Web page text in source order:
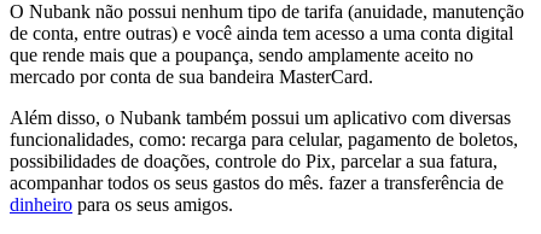
O Nubank não possui nenhum tipo de tarifa (anuidade, manutenção
de conta, entre outras) e você ainda tem acesso a uma conta digital
que rende mais que a poupança, sendo amplamente aceito no
mercado por conta de sua bandeira MasterCard.
Além disso, o Nubank também possui um aplicativo com diversas
funcionalidades, como: recarga para celular, pagamento de boletos,
possibilidades de doações, controle do Pix, parcelar a sua fatura,
acompanhar todos os seus gastos do mês. fazer a transferência de
dinheiro para os seus amigos.